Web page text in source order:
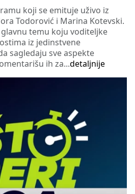
koji se emituje uživo iz
Todorović i Marina Kotevski.
temu koju voditeljke
iz jedinstvene
sagledaju sve aspekte
ih za...detaljnije